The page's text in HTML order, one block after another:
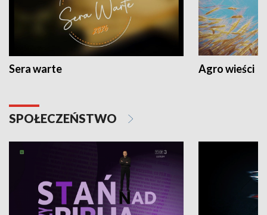
Sera warte Agro wieści
SPOŁECZEŃSTWO